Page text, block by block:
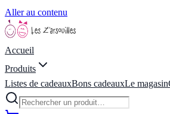
Aller au contenu
Accueil
Produits
Listes de cadeauxBons cadeauxLe magasin